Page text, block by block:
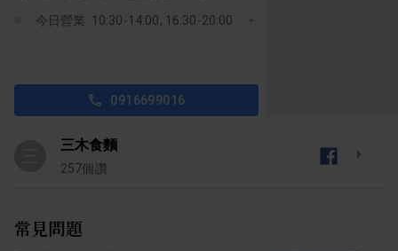
今日營業: 10:30-14:00, 16:30-20:00
0916699016
三木食麵
257個讚
常見問題